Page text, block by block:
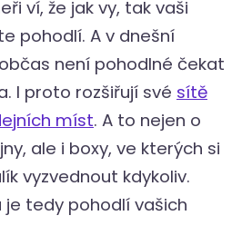
ví, že jak vy, tak vaši
pohodlí. A v dnešní
není pohodlné čekat
I proto rozšiřují své sítě
míst. A to nejen o
ale i boxy, ve kterých si
vyzvednout kdykoliv.
je tedy pohodlí vašich